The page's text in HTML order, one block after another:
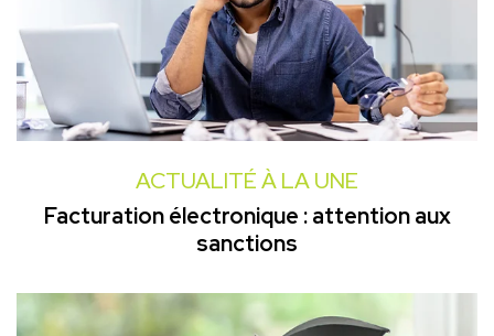
ACTUALITÉ À LA UNE
Facturation électronique : attention aux
sanctions